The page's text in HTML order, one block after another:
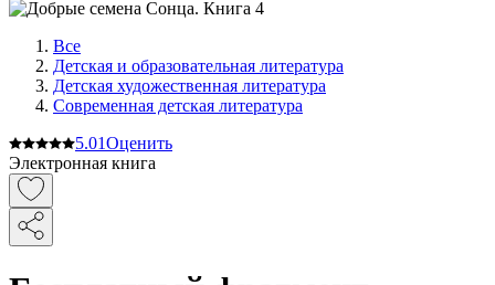
Все
Детская и образовательная литература
Детская художественная литература
Современная детская литература
5.01Оценить
Электронная книга